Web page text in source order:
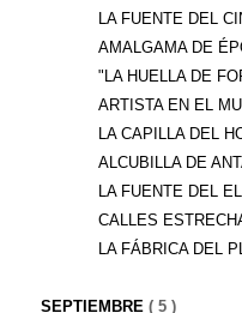
LA FUENTE DEL
AMALGAMA DE
"LA HUELLA DE
ARTISTA EN EL
LA CAPILLA DEL
ALCUBILLA DE
LA FUENTE DEL
CALLES
LA FÁBRICA DEL
SEPTIEMBRE ( 5 )